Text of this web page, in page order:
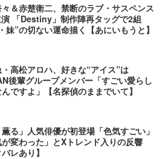
＆赤楚衛二、禁断のラブ・サスペンス
「Destiny」制作陣再タッグで2組
妹”の切ない運命描く【あにいもうと】
高松アロハ、好きな“アイス”は
後輩グループメンバー「すごい愛らし
ですよ」【名探偵のままでいて】
薫る」人気俳優が初登場「色気すごい」
が変わった」とXトレンド入りの反響
バレあり】